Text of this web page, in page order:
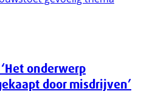
onderwerp
door misdrijven’